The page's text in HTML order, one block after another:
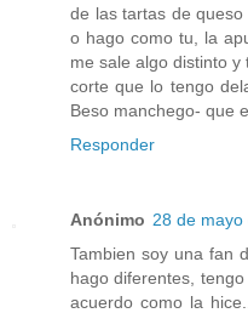
de las tartas de
o hago como tu, la
me sale algo distinto
corte que lo tengo
Beso manchego- que
Responder
Anónimo 28 de mayo
Tambien soy una fan
hago diferentes,
acuerdo como la